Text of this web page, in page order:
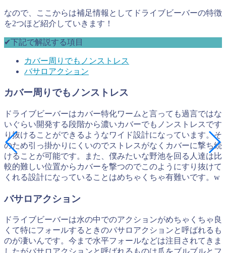
なので、ここからは補足情報としてドライブビーバーの特徴
を2つほど紹介していきます！
✔︎下記で解説する項目
カバー周りでもノンストレス
バサロアクション
カバー周りでもノンストレス
ドライブビーバーはカバー特化ワームと言っても過言ではな
いぐらい開発する段階から濃いカバーでもノンストレスです
り抜けることができるようなワイド設計になっています。そ
のため引っ掛かりにくいのでストレスがなくカバーに撃ち続
けることが可能です。また、僕みたいな野池を回る人達は比
較的難しい位置からカバーを撃つのでこのようにすり抜けて
くれる設計になっていることはめちゃくちゃ有難いです。w
バサロアクション
ドライブビーバーは水の中でのアクションがめちゃくちゃ良
くて特にフォールするときのバサロアクションと呼ばれるも
のが凄いんです。今まで水平フォールなどは注目されてきま